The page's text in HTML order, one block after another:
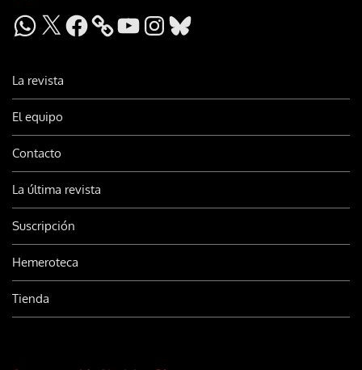
WhatsApp
X Facebook YouTubeInstagram
Bluesky
La revista
El equipo
Contacto
La última revista
Suscripción
Hemeroteca
Tienda